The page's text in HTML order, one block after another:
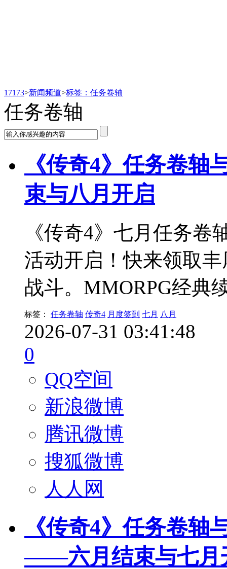
17173>新闻频道>标签：任务卷轴
任务卷轴
《传奇4》任务卷
束与八月开启
《传奇4》七月任务
活动开启！快来领取
战斗。MMORPG经典
标签： 任务卷轴 传奇4 月度签到 七月 八月
2026-07-31 03:41:48
0
QQ空间
新浪微博
腾讯微博
搜狐微博
人人网
《传奇4》任务卷轴
——六月结束与七月